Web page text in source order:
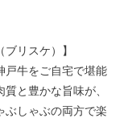
リスケ）】
戸牛をご自宅で堪能
と豊かな旨味が、
ぶしゃぶの両方で楽